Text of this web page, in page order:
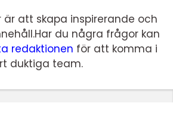
att skapa inspirerande och
du några frågor kan
redaktionen för att komma i
duktiga team.